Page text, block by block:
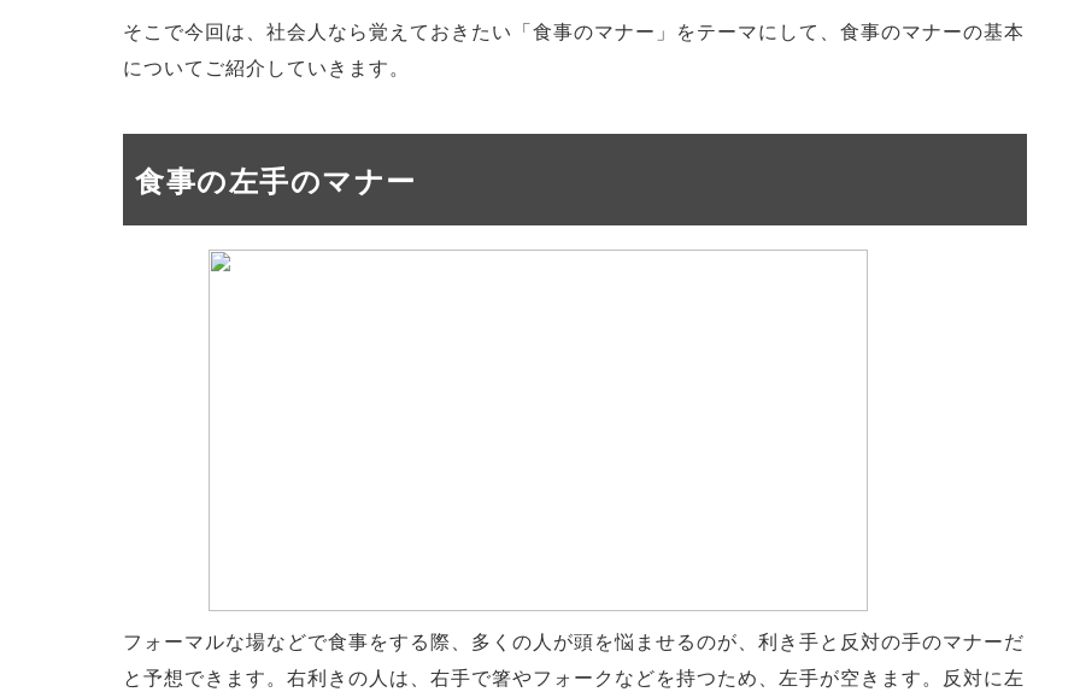
そこで今回は、社会人なら覚えておきたい「食事のマナー」をテーマにして、食事のマナーの基本
についてご紹介していきます。
食事の左手のマナー
フォーマルな場などで食事をする際、多くの人が頭を悩ませるのが、利き手と反対の手のマナーだ
と予想できます。右利きの人は、右手で箸やフォークなどを持つため、左手が空きます。反対に左